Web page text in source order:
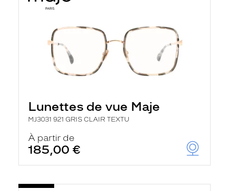
Lunettes de vue Maje
MJ3031 921 GRIS CLAIR TEXTU
À partir de
185,00 €